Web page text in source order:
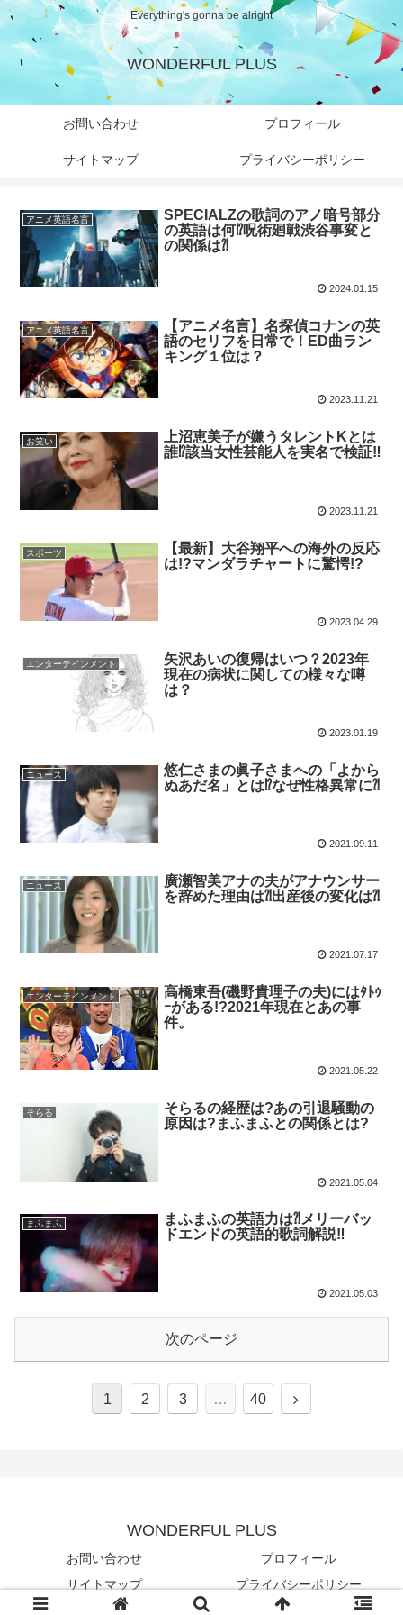
Everything's gonna be alright
WONDERFUL PLUS
お問い合わせ プロフィール
サイトマップ プライバシーポリシー
アニメ英語名言
SPECIALZの歌詞のアノ暗号部分
の英語は何⁉︎呪術廻戦渋谷事変と
の関係は⁈
2024.01.15
アニメ英語名言
【アニメ名言】名探偵コナンの英
語のセリフを日常で！ED曲ラン
キング１位は？
2023.11.21
お笑い
上沼恵美子が嫌うタレントKとは
誰⁉︎該当女性芸能人を実名で検証‼︎
2023.11.21
スポーツ
【最新】大谷翔平への海外の反応
は!?マンダラチャートに驚愕!?
2023.04.29
エンターテインメント
矢沢あいの復帰はいつ？2023年
現在の病状に関しての様々な噂
は？
2023.01.19
ニュース
悠仁さまの眞子さまへの「よから
ぬあだ名」とは⁉︎なぜ性格異常に⁈
2021.09.11
ニュース
廣瀬智美アナの夫がアナウンサー
を辞めた理由は⁈出産後の変化は⁈
2021.07.17
エンターテインメント
高橋東吾(磯野貴理子の夫)にはﾀﾄｩ
ｰがある!?2021年現在とあの事
件。
2021.05.22
そらる
そらるの経歴は?あの引退騒動の
原因は?まふまふとの関係とは?
2021.05.04
まふまふ
まふまふの英語力は⁈メリーバッ
ドエンドの英語的歌詞解説‼︎
2021.05.03
次のページ
1 2 3 … 40
WONDERFUL PLUS
お問い合わせ
プロフィール
サイトマップ
プライバシーポリシー